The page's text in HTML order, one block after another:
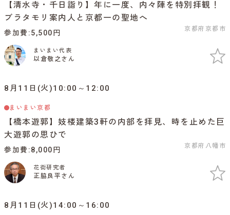
【清水寺・千日詣り】年に一度、内々陣を特別拝観！
ブラタモリ案内人と京都一の聖地へ
京都府京都市
参加費 5,500円
まいまい代表
以倉敬之さん
8月11日(火)10:00～12:00
まいまい京都
【橋本遊郭】妓楼建築3軒の内部を拝見、時を止めた巨
大遊郭の思ひで
京都府八幡市
参加費 8,000円
花街研究者
正脇良平さん
8月11日(火)14:00～16:00